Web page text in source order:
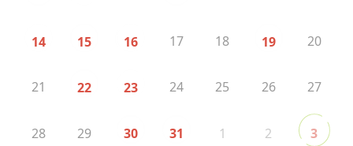
14 15 16 17 18 19 20
21 22 23 24 25 26 27
28 29 30 31 1 2 3